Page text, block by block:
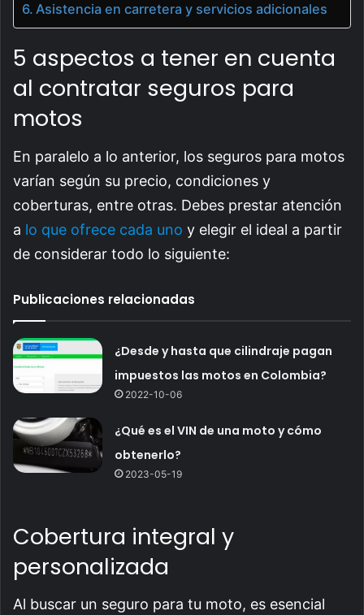
Asistencia en carretera y servicios adicionales
5 aspectos a tener en cuenta
al contratar seguros para
motos
En paralelo a lo anterior, los seguros para motos
varían según su precio, condiciones y
coberturas, entre otras. Debes prestar atención
a lo que ofrece cada uno y elegir el ideal a partir
de considerar todo lo siguiente:
Publicaciones relacionadas
¿Desde y hasta que cilindraje pagan
impuestos las motos en Colombia?
2022-10-06
¿Qué es el VIN de una moto y cómo
obtenerlo?
2023-05-19
Cobertura integral y
personalizada
Al buscar un seguro para tu moto, es esencial